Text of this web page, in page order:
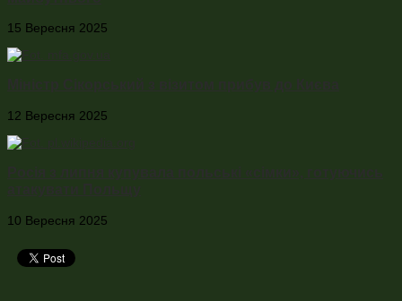
15 Вересня 2025
12 Вересня 2025
10 Вересня 2025